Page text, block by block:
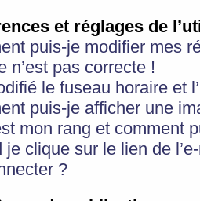
et réglages de
puis-je modifier mes
n’est pas correcte !
le fuseau horaire et
puis-je afficher une
mon rang et comment
je clique sur le lien de
?